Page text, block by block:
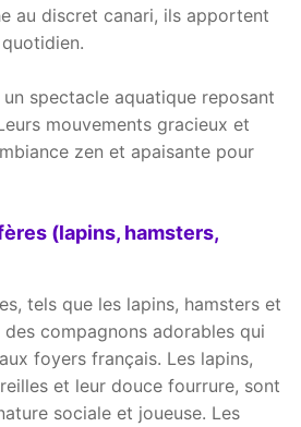
au discret canari, ils apportent
spectacle aquatique reposant
mouvements gracieux et
zen et apaisante pour
(lapins, hamsters,
tels que les lapins, hamsters et
des compagnons adorables qui
foyers français. Les lapins,
et leur douce fourrure, sont
sociale et joueuse. Les